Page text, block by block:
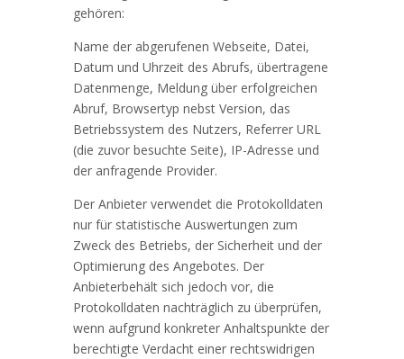
gehören:
Name der abgerufenen Webseite, Datei,
Datum und Uhrzeit des Abrufs, übertragene
Datenmenge, Meldung über erfolgreichen
Abruf, Browsertyp nebst Version, das
Betriebssystem des Nutzers, Referrer URL
(die zuvor besuchte Seite), IP-Adresse und
der anfragende Provider.
Der Anbieter verwendet die Protokolldaten
nur für statistische Auswertungen zum
Zweck des Betriebs, der Sicherheit und der
Optimierung des Angebotes. Der
Anbieterbehält sich jedoch vor, die
Protokolldaten nachträglich zu überprüfen,
wenn aufgrund konkreter Anhaltspunkte der
berechtigte Verdacht einer rechtswidrigen